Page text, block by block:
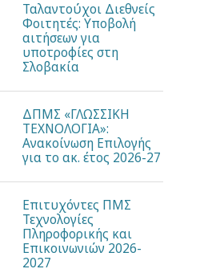
Ταλαντούχοι Διεθνείς
Φοιτητές: Υποβολή
αιτήσεων για
υποτροφίες στη
Σλοβακία
ΔΠΜΣ «ΓΛΩΣΣΙΚΗ
ΤΕΧΝΟΛΟΓΙΑ»:
Ανακοίνωση Επιλογής
για το ακ. έτος 2026-27
Επιτυχόντες ΠΜΣ
Τεχνολογίες
Πληροφορικής και
Επικοινωνιών 2026-
2027